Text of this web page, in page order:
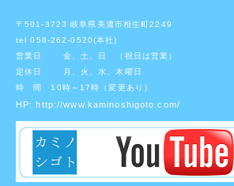
〒501-3723 岐阜県美濃市相生町2249
tel 058-262-0520(本社)
営業日 金、土、日 （祝日は営業）
定休日 月、火、水、木曜日
時 間 10時～17時（変更あり）
HP: http://www.kaminoshigoto.com/